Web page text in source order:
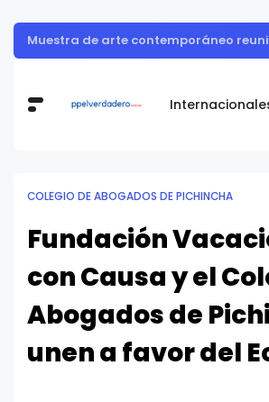
COLEGIO DE ABOGADOS DE PICHINCHA
Fundación
con Causa y el
Abogados de
unen a favor del